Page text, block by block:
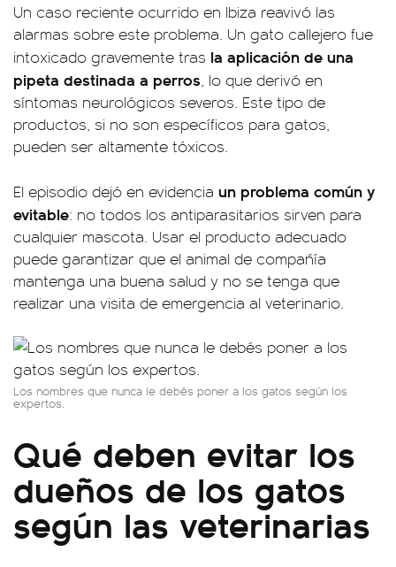
Un caso reciente ocurrido en Ibiza reavivó las
alarmas sobre este problema. Un gato callejero fue
intoxicado gravemente tras la aplicación de una
pipeta destinada a perros, lo que derivó en
síntomas neurológicos severos. Este tipo de
productos, si no son específicos para gatos,
pueden ser altamente tóxicos.
El episodio dejó en evidencia un problema común y
evitable: no todos los antiparasitarios sirven para
cualquier mascota. Usar el producto adecuado
puede garantizar que el animal de compañía
mantenga una buena salud y no se tenga que
realizar una visita de emergencia al veterinario.
Los nombres que nunca le debés poner a los gatos según los
expertos.
Qué deben evitar los
dueños de los gatos
según las veterinarias